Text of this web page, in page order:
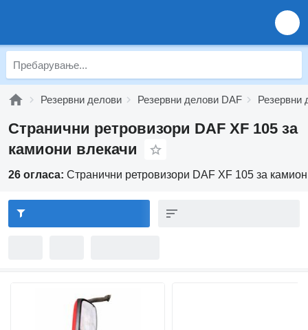
Резервни делови Резервни делови DAF Резервни
Странични ретровизори DAF XF 105 за
камиони влекачи
26 огласа: Странични ретровизори DAF XF 105 за